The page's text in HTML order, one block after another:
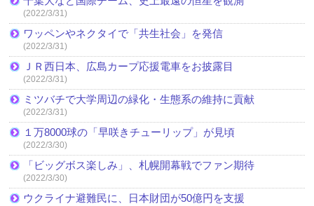
(2022/3/31)
ワッペンやネクタイで「共生社会」を発信
(2022/3/31)
ＪＲ西日本、広島カープ応援電車をお披露目
(2022/3/31)
ミツバチで大学周辺の緑化・生態系の維持に貢献
(2022/3/31)
１万8000球の「早咲きチューリップ」が見頃
(2022/3/30)
「ビッグボス楽しみ」、札幌開幕戦でファン期待
(2022/3/30)
ウクライナ避難民に、日本財団が50億円を支援